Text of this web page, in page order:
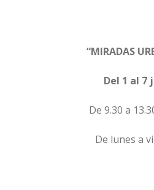
“MIRADAS
Del 1 al 7
De 9.30 a
De lunes a